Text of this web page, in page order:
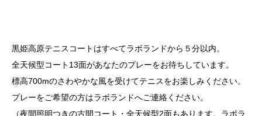
黒姫高原テニスコートはすべてラボランドから５分以内。
全天候型コート13面があなたのプレーをお待ちしています。
標高700mのさわやかな風を受けてテニスをお楽しみください。
プレーをご希望の方はラボランドへご連絡ください。
（夜間照明つきの古間コート・全天候型2面もあります。ラボラ